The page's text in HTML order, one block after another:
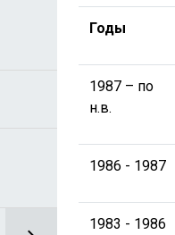
Годы
1987 – по
н.в.
1986 - 1987
1983 - 1986